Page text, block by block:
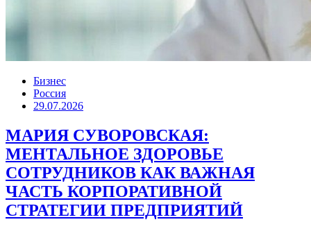
Бизнес
Россия
29.07.2026
МАРИЯ СУВОРОВСКАЯ:
МЕНТАЛЬНОЕ ЗДОРОВЬЕ
СОТРУДНИКОВ КАК ВАЖНАЯ
ЧАСТЬ КОРПОРАТИВНОЙ
СТРАТЕГИИ ПРЕДПРИЯТИЙ